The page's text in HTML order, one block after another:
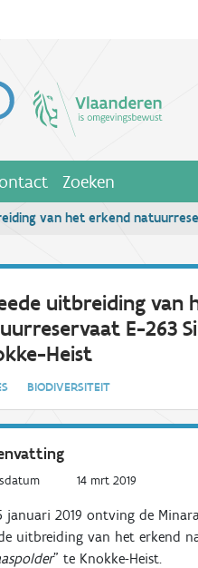
Zoeken
van het erkend
uitbreiding van
E-263
Heist
BIODIVERSITEIT
14 mrt 2019
januari 2019 ontving de
uitbreiding van het erkend
” te Knokke-Heist.